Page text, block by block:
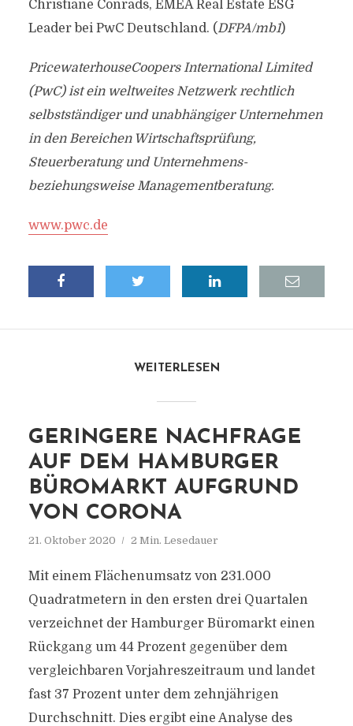
Christiane Conrads, EMEA Real Estate ESG
Leader bei PwC Deutschland. (DFPA/mb1)
PricewaterhouseCoopers International Limited
(PwC) ist ein weltweites Netzwerk rechtlich
selbstständiger und unabhängiger Unternehmen
in den Bereichen Wirtschaftsprüfung,
Steuerberatung und Unternehmens-
beziehungsweise Managementberatung.
www.pwc.de
WEITERLESEN
GERINGERE NACHFRAGE
AUF DEM HAMBURGER
BÜROMARKT AUFGRUND
VON CORONA
21. Oktober 2020 2 Min. Lesedauer
Mit einem Flächenumsatz von 231.000
Quadratmetern in den ersten drei Quartalen
verzeichnet der Hamburger Büromarkt einen
Rückgang um 44 Prozent gegenüber dem
vergleichbaren Vorjahreszeitraum und landet
fast 37 Prozent unter dem zehnjährigen
Durchschnitt. Dies ergibt eine Analyse des